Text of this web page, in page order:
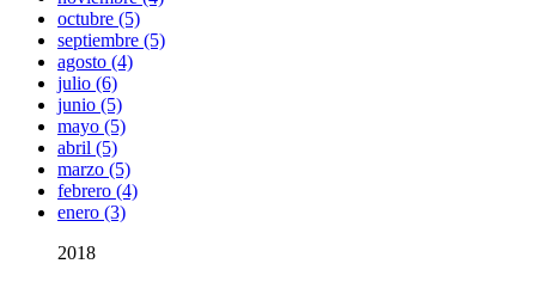
octubre (5)
septiembre (5)
agosto (4)
julio (6)
junio (5)
mayo (5)
abril (5)
marzo (5)
febrero (4)
enero (3)
2018